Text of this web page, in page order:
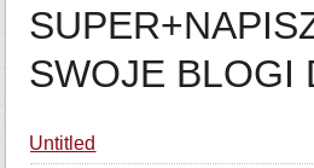
SWOJE BLOGI
Untitled